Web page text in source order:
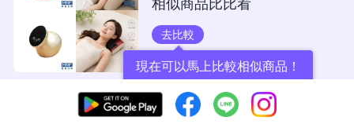
去比較
現在可以馬上比較相似商品！